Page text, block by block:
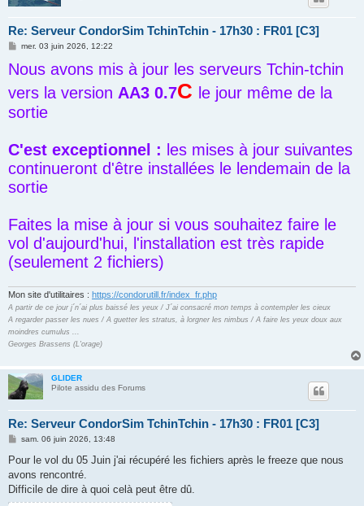
Re: Serveur CondorSim TchinTchin - 17h30 : FR01 [C3]
M
s
s
g
mer. 03 juin 2026, 12:22
Nous avons mis à jour les serveurs Tchin-tchin
vers la version AA3 0.7C le jour même de la
sortie
C'est exceptionnel : les mises à jour suivantes
continueront d'être installées le lendemain de la
sortie
Faites la mise à jour si vous souhaitez faire le
vol d'aujourd'hui, l'installation est très rapide
(seulement 2 fichiers)
Mon site d'utilitaires : https://condorutill.fr/index_fr.php
A partir de ce jour j´n´ai plus baissé les yeux / J´ai consacré mon temps à contempler les cieux
A regarder passer les nues / A guetter les stratus, à lorgner les nimbus / A faire les yeux doux aux
moindres cumulus ...
Georges Brassens (L'orage)
GLIDER
Pilote assidu des Forums
Re: Serveur CondorSim TchinTchin - 17h30 : FR01 [C3]
M
s
a
g
sam. 06 juin 2026, 13:48
Pour le vol du 05 Juin j'ai récupéré les fichiers après le freeze que nous
avons rencontré.
Difficile de dire à quoi celà peut être dû.